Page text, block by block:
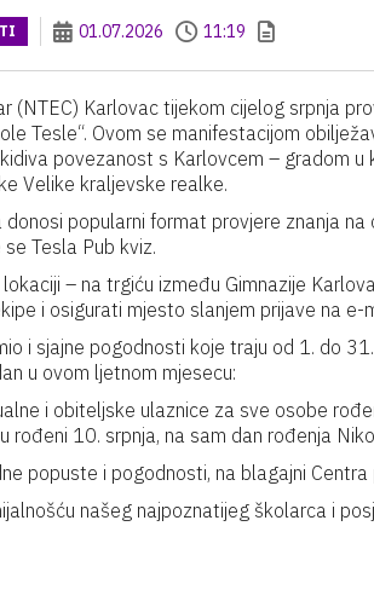
01.07.2026 11:19
(NTEC) Karlovac tijekom cijelog srpnja
Tesle“. Ovom se manifestacijom
povezanost s Karlovcem – gradom u
Velike kraljevske realke.
popularni format provjere znanja
Tesla Pub kviz.
– na trgiću između Gimnazije
i osigurati mjesto slanjem prijave na e-
i sjajne pogodnosti koje traju od 1. do
u ovom ljetnom mjesecu:
i obiteljske ulaznice za sve osobe
rođeni 10. srpnja, na sam dan rođenja
popuste i pogodnosti, na blagajni
našeg najpoznatijeg školarca i